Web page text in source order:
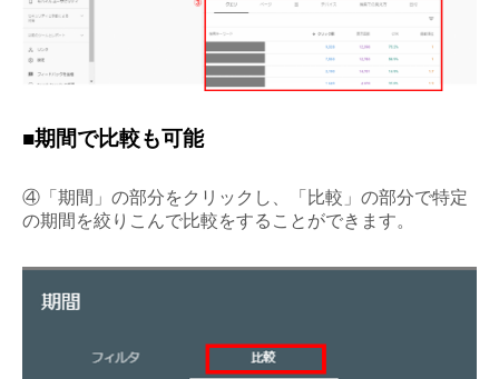
■期間で比較も可能
④「期間」の部分をクリックし、「比較」の部分で特定
の期間を絞りこんで比較をすることができます。